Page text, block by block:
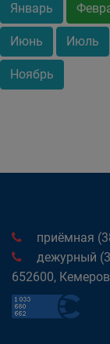
Январь
Июнь Июль
Ноябрь
приёмная
дежурный
652600,